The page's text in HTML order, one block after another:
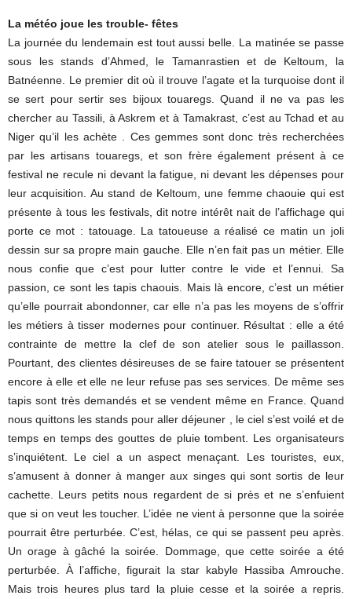
La météo joue les trouble- fêtes
La journée du lendemain est tout aussi belle. La matinée se passe
sous les stands d’Ahmed, le Tamanrastien et de Keltoum, la
Batnéenne. Le premier dit où il trouve l’agate et la turquoise dont il
se sert pour sertir ses bijoux touaregs. Quand il ne va pas les
chercher au Tassili, à Askrem et à Tamakrast, c’est au Tchad et au
Niger qu’il les achète . Ces gemmes sont donc très recherchées
par les artisans touaregs, et son frère également présent à ce
festival ne recule ni devant la fatigue, ni devant les dépenses pour
leur acquisition. Au stand de Keltoum, une femme chaouie qui est
présente à tous les festivals, dit notre intérêt nait de l’affichage qui
porte ce mot : tatouage. La tatoueuse a réalisé ce matin un joli
dessin sur sa propre main gauche. Elle n’en fait pas un métier. Elle
nous confie que c’est pour lutter contre le vide et l’ennui. Sa
passion, ce sont les tapis chaouis. Mais là encore, c’est un métier
qu’elle pourrait abondonner, car elle n’a pas les moyens de s’offrir
les métiers à tisser modernes pour continuer. Résultat : elle a été
contrainte de mettre la clef de son atelier sous le paillasson.
Pourtant, des clientes désireuses de se faire tatouer se présentent
encore à elle et elle ne leur refuse pas ses services. De même ses
tapis sont très demandés et se vendent même en France. Quand
nous quittons les stands pour aller déjeuner , le ciel s’est voilé et de
temps en temps des gouttes de pluie tombent. Les organisateurs
s’inquiétent. Le ciel a un aspect menaçant. Les touristes, eux,
s’amusent à donner à manger aux singes qui sont sortis de leur
cachette. Leurs petits nous regardent de si près et ne s’enfuient
que si on veut les toucher. L’idée ne vient à personne que la soirée
pourrait être perturbée. C’est, hélas, ce qui se passent peu après.
Un orage à gâché la soirée. Dommage, que cette soirée a été
perturbée. À l’affiche, figurait la star kabyle Hassiba Amrouche.
Mais trois heures plus tard la pluie cesse et la soirée a repris.